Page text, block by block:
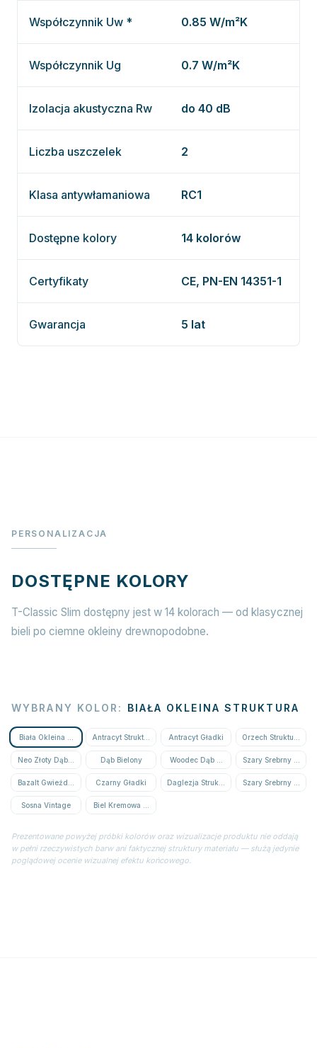
Współczynnik Uw * 0.85 W/m²K
Współczynnik Ug 0.7 W/m²K
Izolacja akustyczna Rw do 40 dB
Liczba uszczelek 2
Klasa antywłamaniowa RC1
Dostępne kolory 14 kolorów
Certyfikaty CE, PN-EN 14351-1
Gwarancja 5 lat
PERSONALIZACJA
DOSTĘPNE KOLORY
T-Classic Slim dostępny jest w 14 kolorach — od klasycznej
bieli po ciemne okleiny drewnopodobne.
WYBRANY KOLOR : BIAŁA OKLEINA STRUKTURA
Biała Okleina StrukturaAntracyt Struktura Antracyt Gładki Orzech Struktura
Neo Złoty Dąb Struktura Dąb Bielony Woodec Dąb MiodowySzary Srebrny
Bazalt Gwieździsty Czarny Gładki Daglezja Struktura Szary Srebrny Gładki
Sosna Vintage Biel Kremowa Struktura
Prezentowane powyżej próbki kolorów oraz wizualizacje produktu nie oddają
w pełni rzeczywistych barw ani faktycznej struktury materiału — służą jedynie
poglądowej ocenie wizualnej efektu końcowego.